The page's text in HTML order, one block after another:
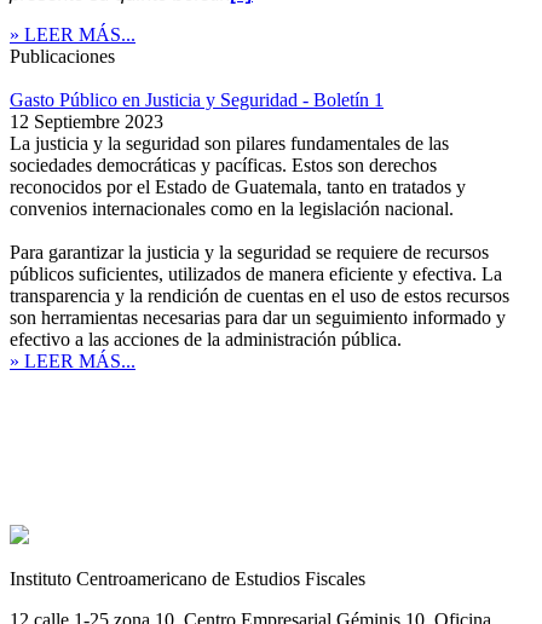
» LEER MÁS...
Publicaciones
Gasto Público en Justicia y Seguridad - Boletín 1
12 Septiembre 2023
La justicia y la seguridad son pilares fundamentales de las
sociedades democráticas y pacíficas. Estos son derechos
reconocidos por el Estado de Guatemala, tanto en tratados y
convenios internacionales como en la legislación nacional.
Para garantizar la justicia y la seguridad se requiere de recursos
públicos suficientes, utilizados de manera eficiente y efectiva. La
transparencia y la rendición de cuentas en el uso de estos recursos
son herramientas necesarias para dar un seguimiento informado y
efectivo a las acciones de la administración pública.
» LEER MÁS...
Instituto Centroamericano de Estudios Fiscales
12 calle 1-25 zona 10, Centro Empresarial Géminis 10. Oficina